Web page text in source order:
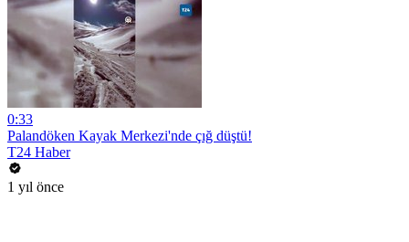
0:33
Palandöken Kayak Merkezi'nde çığ düştü!
T24 Haber
1 yıl önce